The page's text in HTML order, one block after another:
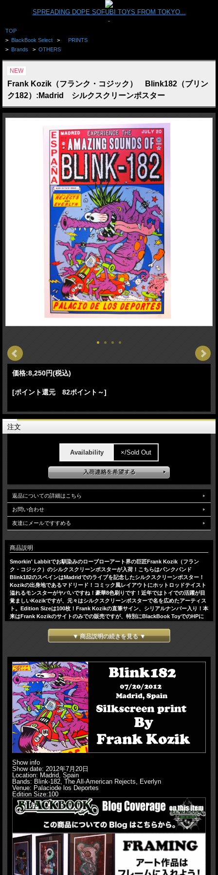
SPREADING DOPE SOFUBI TOYS FROM TOKYO...
TOP
> BlackBook Select > PRINTS
> Brands > OTHERS
NEW
Frank Kozik（フランク・コジック） Blink182（ブリン
ク182）:Madrid シルクスクリーンポスター
価格:8,250円(税込)
[ポイント還元 82ポイント～]
注文
Availability ×/Sold Out
返品についての詳細はこちら
お問い合わせ
友達にメールですすめる
商品説明
Smorkin' Labbitでお馴染みのローブローアート界の巨匠Frank Kozik（フラン
ク・コジック）のシルクスクリーンポスターが入荷！こちらはパンクバンド
Blink182のスペインはMadridでのライブを記念したシルクスクリーンポスター！
Kozikの出身地であるマドリード！コミック風レイアウトにホットロッドテイスト
溢れるモンスターがヤバいですね！豪華8色刷りです！近年ではトイでの活躍が目
覚ましいKozikですが、元々はシルクスクリーンポスターで名を広めたアーティス
ト。Edition Sizeは100枚！Frank Kozikの直筆サイン、シリアルナンバー入り！本
来はFrank Kozikのサイトのみでの販売ですが、特別にBlackBook ToyでのHPに
H×W:約88.9x57.2cm(35x22.5インチ)▼ 商品説明の続きを見る ▼
Show info
Show date: 2012年7月20日
Location: Madrid, Spain
Bands: Blink-182, The All-American Rejects, Everlyn
Venue: Palaciode los Deportes
Edition Size:100